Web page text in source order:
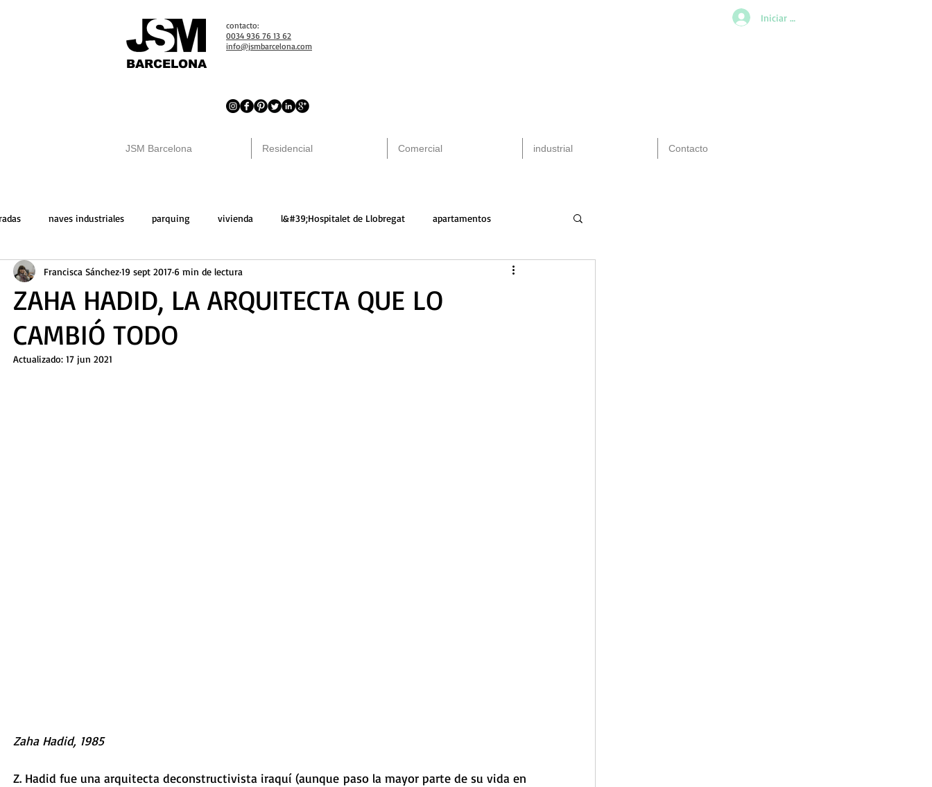
BARCELONA
contacto:
0034 936 76 13 62
info@jsmbarcelona.com
Iniciar sesión
JSM Barcelona Residencial Comercial industrial Contacto
naves industriales parquing vivienda l&#39;Hospitalet de Llobregat apartamentos
solares locales comerciales venta
ZAHA HADID, LA ARQUITECTA QUE LO
CAMBIÓ TODO
Francisca Sánchez19 sept 2017 6 min de lectura
Actualizado: 17 jun 2021
Zaha Hadid, 1985
Z. Hadid fue una arquitecta deconstructivista iraquí (aunque paso la mayor parte de su vida en